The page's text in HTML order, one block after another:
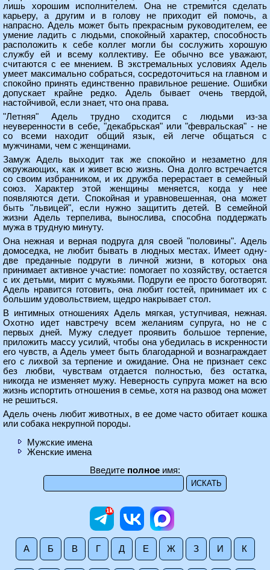
лишь хорошим исполнителем. Она не стремится сделать
карьеру, а другим и в голову не приходит ей помочь, а
напрасно. Адель может быть прекрасным руководителем, ее
умение ладить с людьми, спокойный характер, способность
расположить к себе коллег могли бы сослужить хорошую
службу ей и всему коллективу. Ее обычно все уважают,
считаются с ее мнением. В экстремальных условиях Адель
умеет максимально собраться, сосредоточиться на главном и
спокойно принять единственно правильное решение. Ошибки
допускает крайне редко. Адель бывает очень твердой,
настойчивой, если знает, что она права.
"Летняя" Адель трудно сходится с людьми из-за
неуверенности в себе, "декабрьская" или "февральская" - не
со всеми находит общий язык, ей легче общаться с
мужчинами, чем с женщинами.
Замуж Адель выходит так же спокойно и незаметно для
окружающих, как и живет всю жизнь. Она долго встречается
со своим избранником, и их дружба перерастает в семейный
союз. Характер этой женщины меняется, когда у нее
появляются дети. Спокойная и уравновешенная, она может
быть "львицей", если нужно защитить детей. В семейной
жизни Адель терпелива, вынослива, способна поддержать
мужа в трудную минуту.
Она нежная и верная подруга для своей "половины". Адель
домоседка, не любит бывать в людных местах. Имеет одну-
две преданные подруги в личной жизни, в которых она
принимает активное участие: помогает по хозяйству, остается
с их детьми, мирит с мужьями. Подруги ее просто боготворят.
Адель нравится готовить, она любит гостей, принимает их с
большим удовольствием, щедро накрывает стол.
В интимных отношениях Адель мягкая, уступчивая, нежная.
Охотно идет навстречу всем желаниям супруга, но не с
первых дней. Мужу следует проявить большое терпение,
приложить массу усилий, чтобы она убедилась в искренности
его чувств, а Адель умеет быть благодарной и вознаграждает
его с лихвой за терпение и ожидание. Она не признает секс
без любви, чувствам отдается полностью, без остатка,
никогда не изменяет мужу. Неверность супруга может на всю
жизнь испортить отношения в семье, хотя на развод она может
не решиться.
Адель очень любит животных, в ее доме часто обитает кошка
или собака некрупной породы.
Мужские имена
Женские имена
Введите полное имя:
А Б В Г Д Е Ж З И К